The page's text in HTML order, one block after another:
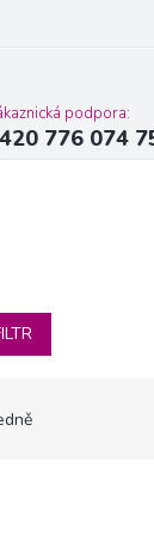
Podmínky
podpora:
776 074